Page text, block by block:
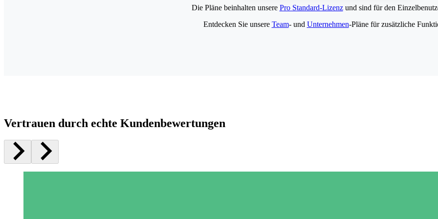
Die Pläne beinhalten unsere Pro Standard-Lizenzund sind für den
Entdecken Sie unsere Team- und Unternehmen-Pläne für zusätzliche
Vertrauen durch echte Kundenbewertungen